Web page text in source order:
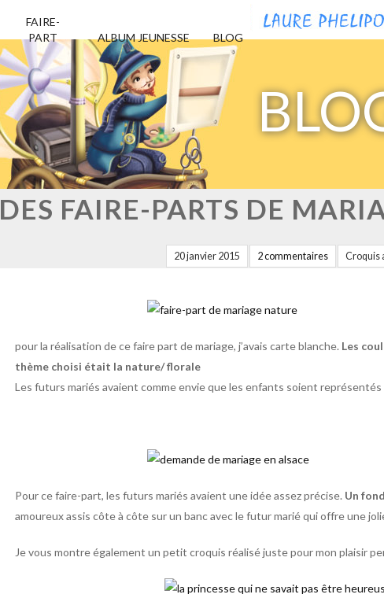
DES FAIRE-PARTS DE
20 janvier 2015 2 commentaires Croquis
pour la réalisation de ce faire part de mariage, j’avais carte blanche. Les
thème choisi était la nature/ florale
Les futurs mariés avaient comme envie que les enfants soient représentés
Pour ce faire-part, les futurs mariés avaient une idée assez précise. Un
amoureux assis côte à côte sur un banc avec le futur marié qui offre une
Je vous montre également un petit croquis réalisé juste pour mon plaisir
FAIRE-
PART
ALBUM JEUNESSE BLOG